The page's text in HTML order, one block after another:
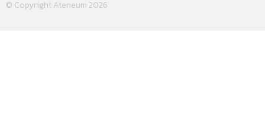
© Copyright Ateneum 2026